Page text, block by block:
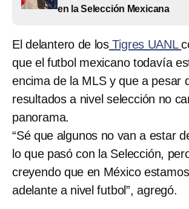
en la Selección Mexicana
El delantero de los Tigres UANL
que el futbol mexicano todavía
encima de la MLS y que a pesar
resultados a nivel selección no
panorama.
“Sé que algunos no van a estar
lo que pasó con la Selección,
creyendo que en México
adelante a nivel futbol”, agregó.